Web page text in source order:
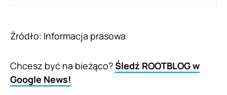
Źródło: Informacja prasowa
Chcesz być na bieżąco?Śledź ROOTBLOG w
Google News!